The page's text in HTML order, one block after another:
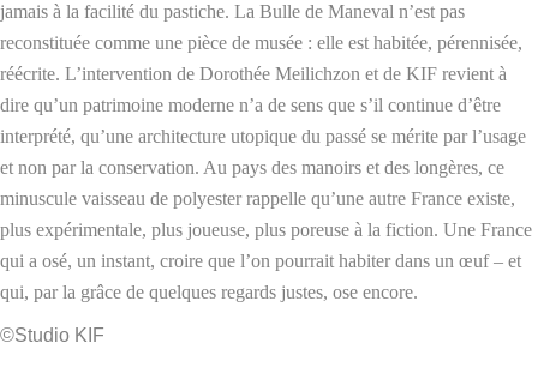
jamais à la facilité du pastiche. La Bulle de Maneval n’est pas
reconstituée comme une pièce de musée : elle est habitée, pérennisée,
réécrite. L’intervention de Dorothée Meilichzon et de KIF revient à
dire qu’un patrimoine moderne n’a de sens que s’il continue d’être
interprété, qu’une architecture utopique du passé se mérite par l’usage
et non par la conservation. Au pays des manoirs et des longères, ce
minuscule vaisseau de polyester rappelle qu’une autre France existe,
plus expérimentale, plus joueuse, plus poreuse à la fiction. Une France
qui a osé, un instant, croire que l’on pourrait habiter dans un œuf – et
qui, par la grâce de quelques regards justes, ose encore.
©Studio KIF